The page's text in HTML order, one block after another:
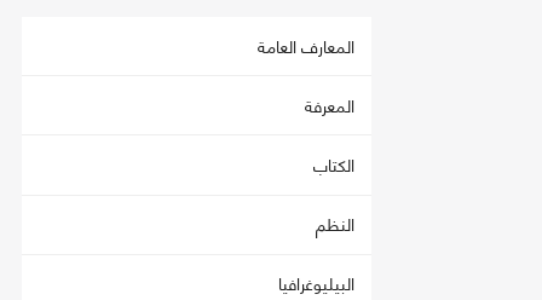
المعارف العامة
المعرفة
الكتاب
النظم
البيليوغرافيا